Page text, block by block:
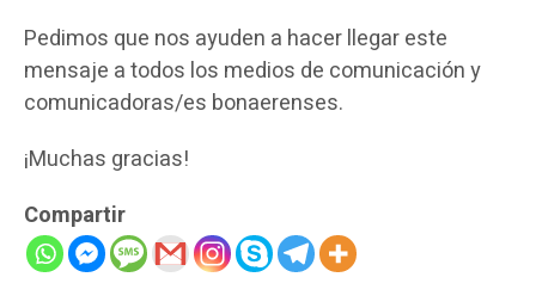
Pedimos que nos ayuden a hacer llegar este
mensaje a todos los medios de comunicación y
comunicadoras/es bonaerenses.
¡Muchas gracias!
Compartir